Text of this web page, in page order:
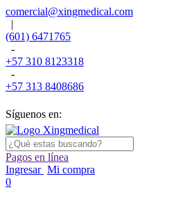
comercial@xingmedical.com
|
(601) 6471765
-
+57 310 8123318
-
+57 313 8408686
Síguenos en:
Pagos en línea
Ingresar Mi compra
0